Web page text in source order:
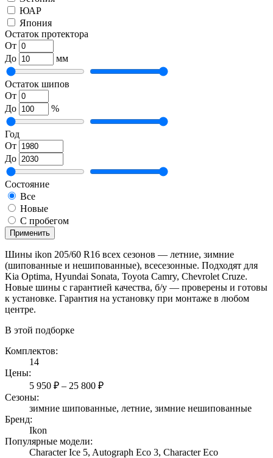
ЮАР
Япония
Остаток протектора
От
До
мм
Остаток шипов
От
До
%
Год
От
До
Состояние
Все
Новые
С пробегом
Применить
Шины ikon 205/60 R16 всех сезонов — летние, зимние
(шипованные и нешипованные), всесезонные. Подходят для
Kia Optima, Hyundai Sonata, Toyota Camry, Chevrolet Cruze.
Новые шины с гарантией качества, б/у — проверены и готовы
к установке. Гарантия на установку при монтаже в любом
центре.
В этой подборке
Комплектов:
14
Цены:
5 950 ₽ – 25 800 ₽
Сезоны:
зимние шипованные, летние, зимние нешипованные
Бренд:
Ikon
Популярные модели:
Character Ice 5, Autograph Eco 3, Character Eco